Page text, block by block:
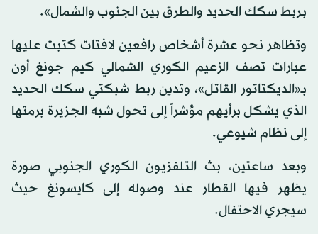
بربط سكك الحديد والطرق بين الجنوب والشمال».
وتظاهر نحو عشرة أشخاص رافعين لافتات كتبت عليها
عبارات تصف الزعيم الكوري الشمالي كيم جونغ أون
بـ«الديكتاتور القاتل»، وتدين ربط شبكتي سكك الحديد
الذي يشكل برأيهم مؤشراً إلى تحول شبه الجزيرة برمتها
إلى نظام شيوعي.
وبعد ساعتين، بث التلفزيون الكوري الجنوبي صورة
يظهر فيها القطار عند وصوله إلى كايسونغ حيث
سيجري الاحتفال.